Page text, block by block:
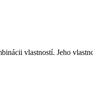
vlastností. Jeho